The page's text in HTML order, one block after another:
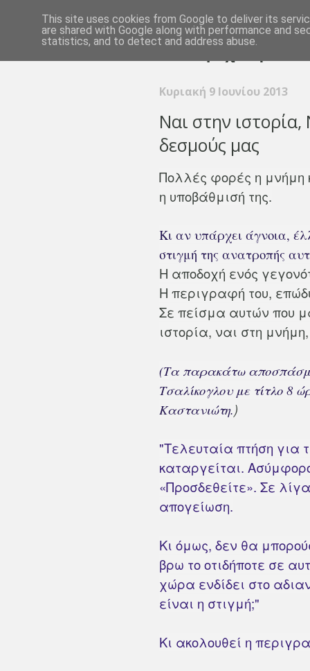
Κυριακή 9 Ιουνίου 2013
Ναι στην
δεσμούς μας
Πολλές φορές η μνήμη
η υποβάθμισή της.
Κι αν υπάρχει άγνοια,
στιγμή της ανατροπής
Η αποδοχή ενός
Η περιγραφή του,
Σε πείσμα αυτών που
ιστορία, ναι στη
(Τα παρακάτω
Τσαλίκογλου με τίτλο 8
Καστανιώτη.)
"Τελευταία πτήση για
καταργείται.
«Προσδεθείτε». Σε
απογείωση.
Κι όμως, δεν θα
βρω το οτιδήποτε σε
χώρα ενδίδει στο
είναι η στιγμή;"
Κι ακολουθεί η
This site uses cookies from Google to deliver its
are shared with Google along with performance and
statistics, and to detect and address abuse.